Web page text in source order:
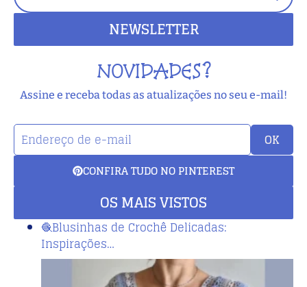
NEWSLETTER
NOVIDADES?
Assine e receba todas as atualizações no seu e-mail!
OK
CONFIRA TUDO NO PINTEREST
OS MAIS VISTOS
🧶Blusinhas de Crochê Delicadas:
Inspirações…